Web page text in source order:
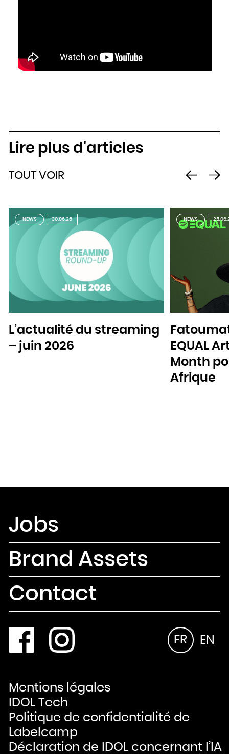
Lire plus d'articles
TOUT VOIR
NEWS 30.06.26
L’actualité du streaming
– juin 2026
NEWS
EQUAL
Month
Afrique
Jobs
Brand Assets
Contact
FR EN
Mentions légales
IDOL Tech
Politique de confidentialité de
Labelcamp
Déclaration de IDOL concernant l’IA